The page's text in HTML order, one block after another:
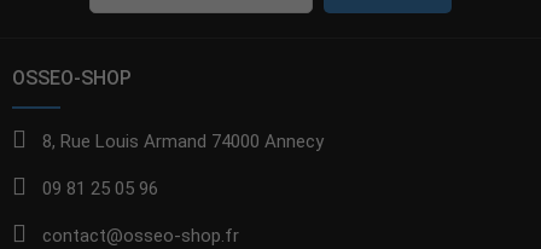
OSSEO-SHOP
8, Rue Louis Armand 74000 Annecy
09 81 25 05 96
contact@osseo-shop.fr